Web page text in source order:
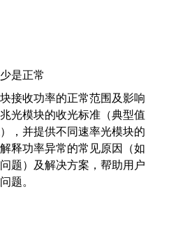
是正常
接收功率的正常范围及影响
光模块的收光标准（典型值
，并提供不同速率光模块的
释功率异常的常见原因（如
题）及解决方案，帮助用户
题。